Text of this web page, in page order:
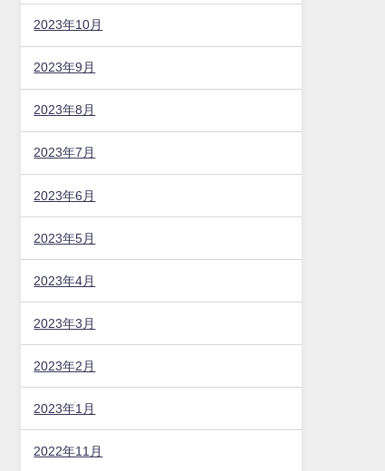
2023年10月
2023年9月
2023年8月
2023年7月
2023年6月
2023年5月
2023年4月
2023年3月
2023年2月
2023年1月
2022年11月